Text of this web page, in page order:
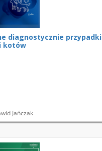
diagnostycznie przypadki
kotów
Jańczak